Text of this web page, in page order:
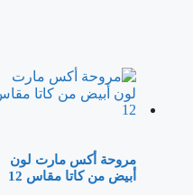
مروحة أكس مارت لون
أبيض من كاتا مقاس 12